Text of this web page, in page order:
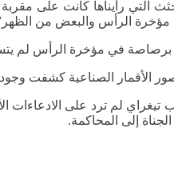
الرأس والبعض من
برصاصة في مؤخرة الرأس لم
الأقمار الصناعية كشفت
لم ترد على الادعاءات
إلى المحاكمة.